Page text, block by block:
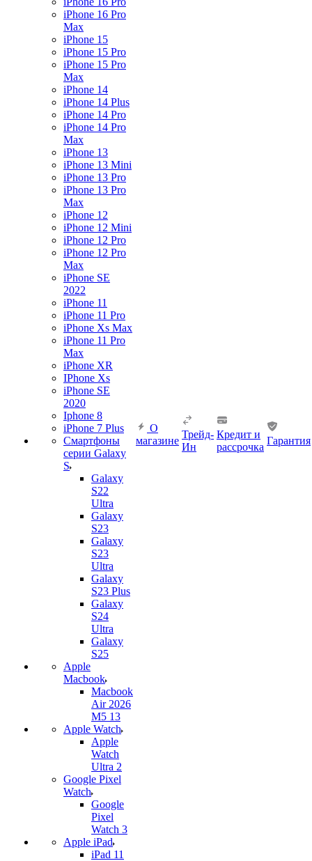
iPhone 16 Pro
Max
iPhone 15
iPhone 15 Pro
iPhone 15 Pro
Max
iPhone 14
iPhone 14 Plus
iPhone 14 Pro
iPhone 14 Pro
Max
iPhone 13
iPhone 13 Mini
iPhone 13 Pro
iPhone 13 Pro
Max
iPhone 12
iPhone 12 Mini
iPhone 12 Pro
iPhone 12 Pro
Max
iPhone SE
2022
iPhone 11
iPhone 11 Pro
iPhone Xs Max
iPhone 11 Pro
Max
iPhone XR
IPhone Xs
iPhone SE
2020
Iphone 8
iPhone 7 Plus
Смартфоны
серии Galaxy
S
Galaxy
S22
Ultra
Galaxy
S23
Galaxy
S23
Ultra
Galaxy
S23 Plus
Galaxy
S24
Ultra
Galaxy
S25
Apple
Macbook
Macbook
Air 2026
M5 13
Apple Watch
Apple
Watch
Ultra 2
Google Pixel
Watch
Google
Pixel
Watch 3
Apple iPad
iPad 11
О
магазине
Трейд-
Ин
Кредит и
рассрочка
Гарантия